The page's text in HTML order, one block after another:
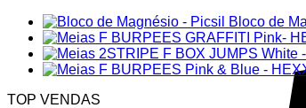
Bloco de
TOP VENDAS